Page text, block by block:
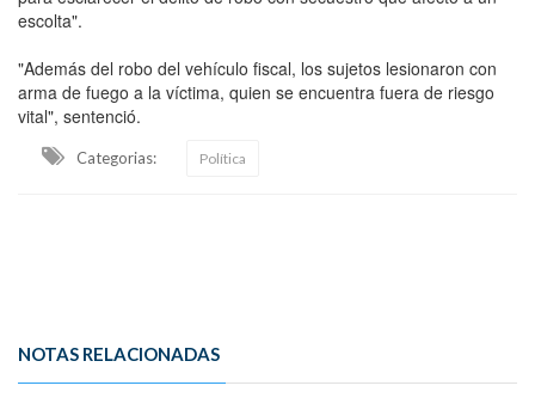
escolta".
"Además del robo del vehículo fiscal, los sujetos lesionaron con
arma de fuego a la víctima, quien se encuentra fuera de riesgo
vital", sentenció.
Categorias: Política
NOTAS RELACIONADAS